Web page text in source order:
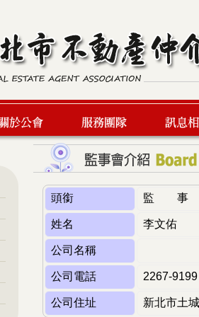
服務團隊 最新訊息
頭銜 監 事
姓名 李文佑
公司名稱
公司電話 2267-9199
公司住址 新北市土